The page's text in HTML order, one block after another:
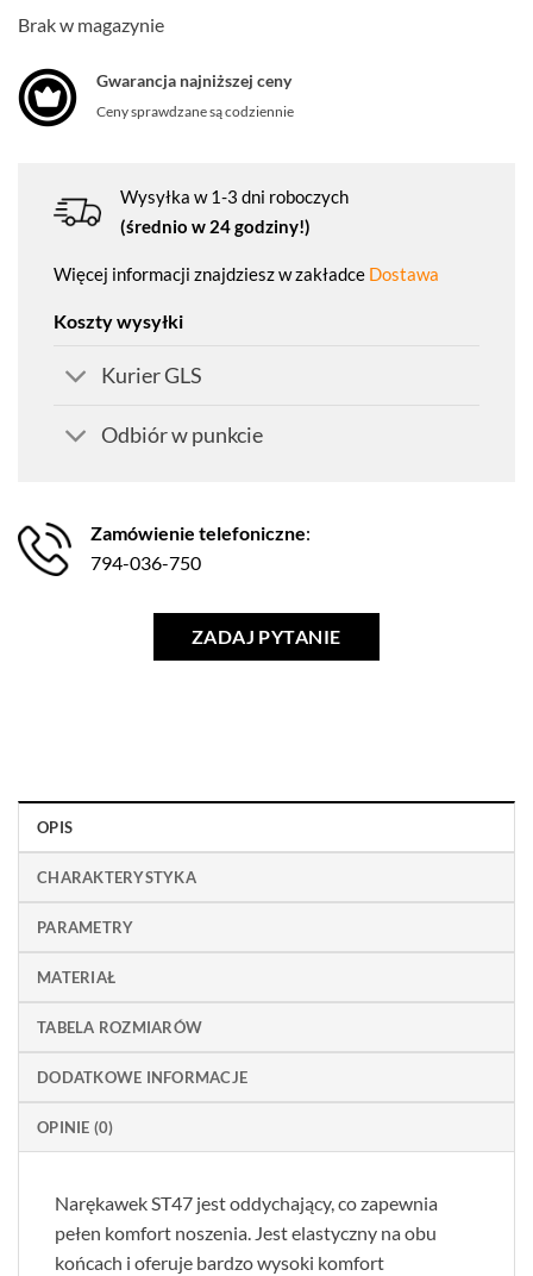
Brak w magazynie
Gwarancja najniższej ceny
Ceny sprawdzane są codziennie
Wysyłka w 1-3 dni roboczych
(średnio w 24 godziny!)
Więcej informacji znajdziesz w zakładce Dostawa
Koszty wysyłki
Kurier GLS
Odbiór w punkcie
Zamówienie telefoniczne:
794-036-750
ZADAJ PYTANIE
OPIS
CHARAKTERYSTYKA
PARAMETRY
MATERIAŁ
TABELA ROZMIARÓW
DODATKOWE INFORMACJE
OPINIE (0)
Narękawek ST47 jest oddychający, co zapewnia
pełen komfort noszenia. Jest elastyczny na obu
końcach i oferuje bardzo wysoki komfort